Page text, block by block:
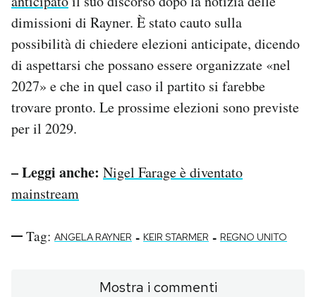
dimissioni di Rayner. È stato cauto sulla
possibilità di chiedere elezioni anticipate, dicendo
di aspettarsi che possano essere organizzate «nel
2027» e che in quel caso il partito si farebbe
trovare pronto. Le prossime elezioni sono previste
per il 2029.
– Leggi anche: Nigel Farage è diventato
mainstream
Tag: ANGELA RAYNER - KEIR STARMER - REGNO UNITO
Mostra i commenti